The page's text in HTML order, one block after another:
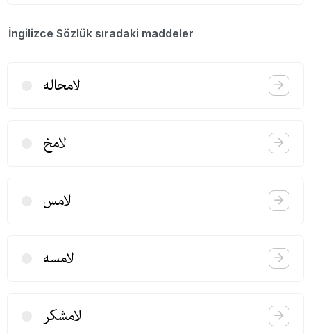
İngilizce Sözlük sıradaki maddeler
لامحاله
لامخ
لامس
لامسه
لامشكر